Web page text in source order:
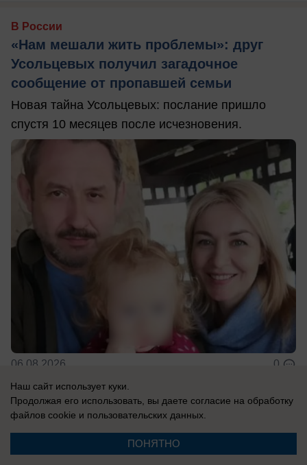
В России
«Нам мешали жить проблемы»: друг
Усольцевых получил загадочное
сообщение от пропавшей семьи
Новая тайна Усольцевых: послание пришло
спустя 10 месяцев после исчезновения.
06.08.2026 0
Новости СМИ2
Наш сайт использует куки.
Продолжая его использовать, вы даете согласие на обработку
файлов cookie и пользовательских данных.
ПОНЯТНО